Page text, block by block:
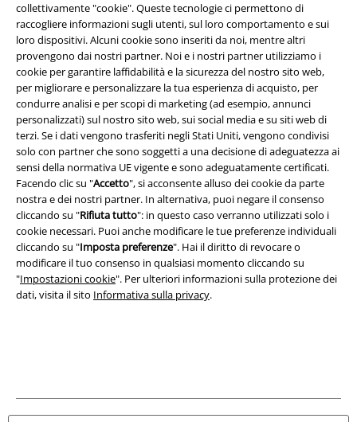
collettivamente "cookie". Queste tecnologie ci permettono di
raccogliere informazioni sugli utenti, sul loro comportamento e sui
loro dispositivi. Alcuni cookie sono inseriti da noi, mentre altri
provengono dai nostri partner. Noi e i nostri partner utilizziamo i
cookie per garantire laffidabilità e la sicurezza del nostro sito web,
per migliorare e personalizzare la tua esperienza di acquisto, per
condurre analisi e per scopi di marketing (ad esempio, annunci
personalizzati) sul nostro sito web, sui social media e su siti web di
terzi. Se i dati vengono trasferiti negli Stati Uniti, vengono condivisi
solo con partner che sono soggetti a una decisione di adeguatezza ai
sensi della normativa UE vigente e sono adeguatamente certificati.
Facendo clic su "Accetto", si acconsente alluso dei cookie da parte
nostra e dei nostri partner. In alternativa, puoi negare il consenso
cliccando su "Rifiuta tutto": in questo caso verranno utilizzati solo i
cookie necessari. Puoi anche modificare le tue preferenze individuali
cliccando su "Imposta preferenze". Hai il diritto di revocare o
modificare il tuo consenso in qualsiasi momento cliccando su
"Impostazioni cookie". Per ulteriori informazioni sulla protezione dei
dati, visita il sito Informativa sulla privacy.
Info legali
Termini & Condizioni
Redazione
Legge sulla Privacy
Smaltimento rifiuti e protezione dell’ambiente
Dichiarazione di Conformità
Informazioni sull'accessibilità
Impostazioni cookie